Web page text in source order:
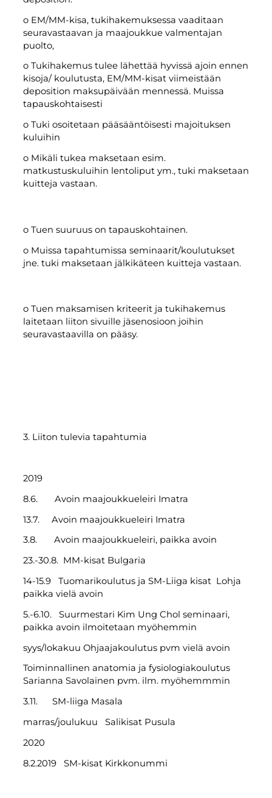
o EM/MM-kisa, tukihakemuksessa vaaditaan
seuravastaavan ja maajoukkue valmentajan
puolto,
o Tukihakemus tulee lähettää hyvissä ajoin ennen
kisoja/ koulutusta, EM/MM-kisat viimeistään
deposition maksupäivään mennessä. Muissa
tapauskohtaisesti
o Tuki osoitetaan pääsääntöisesti majoituksen
kuluihin
o Mikäli tukea maksetaan esim.
matkustuskuluihin lentoliput ym., tuki maksetaan
kuitteja vastaan.
o Tuen suuruus on tapauskohtainen.
o Muissa tapahtumissa seminaarit/koulutukset
jne. tuki maksetaan jälkikäteen kuitteja vastaan.
o Tuen maksamisen kriteerit ja tukihakemus
laitetaan liiton sivuille jäsenosioon joihin
seuravastaavilla on pääsy.
3. Liiton tulevia tapahtumia
2019
8.6. Avoin maajoukkueleiri Imatra
13.7. Avoin maajoukkueleiri Imatra
3.8. Avoin maajoukkueleiri, paikka avoin
23.-30.8. MM-kisat Bulgaria
14-15.9 Tuomarikoulutus ja SM-Liiga kisat Lohja
paikka vielä avoin
5.-6.10. Suurmestari Kim Ung Chol seminaari,
paikka avoin ilmoitetaan myöhemmin
syys/lokakuu Ohjaajakoulutus pvm vielä avoin
Toiminnallinen anatomia ja fysiologiakoulutus
Sarianna Savolainen pvm. ilm. myöhemmmin
3.11. SM-liiga Masala
marras/joulukuu Salikisat Pusula
2020
8.2.2019 SM-kisat Kirkkonummi